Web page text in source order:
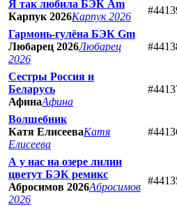
Я так любила БЭК Am
Карпук 2026Карпук 2026
Гармонь-гулёна БЭК Gm
Любарец 2026Любарец
2026
Сестры Россия и
Беларусь
АфинаАфина
Волшебник
Катя ЕлисееваКатя
Елисеева
А у нас на озере лилии
цветут БЭК ремикс
Абросимов 2026Абросимов
2026